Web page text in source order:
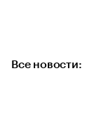
Все новости: